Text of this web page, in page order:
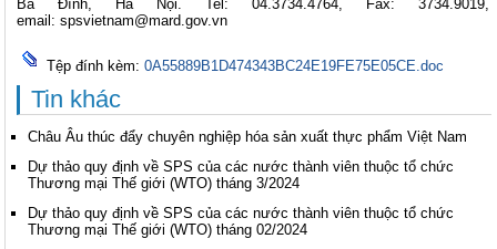
Ba Đình, Hà Nội. Tel: 04.3734.4764, Fax: 3734.9019,
email:spsvietnam@mard.gov.vn
Tệp đính kèm: 0A55889B1D474343BC24E19FE75E05CE.doc
Tin khác
Châu Âu thúc đẩy chuyên nghiệp hóa sản xuất thực phẩm Việt Nam
Dự thảo quy định về SPS của các nước thành viên thuộc tổ chức
Thương mại Thế giới (WTO) tháng 3/2024
Dự thảo quy định về SPS của các nước thành viên thuộc tổ chức
Thương mại Thế giới (WTO) tháng 02/2024